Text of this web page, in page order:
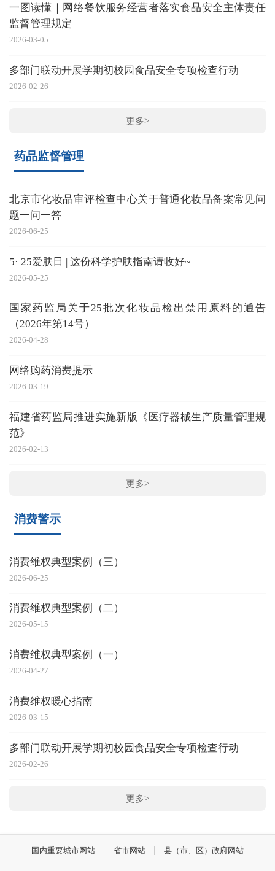
一图读懂｜网络餐饮服务经营者落实食品安全主体责任
监督管理规定
2026-03-05
多部门联动开展学期初校园食品安全专项检查行动
2026-02-26
更多>
药品监督管理
北京市化妆品审评检查中心关于普通化妆品备案常见问
题一问一答
2026-06-25
5· 25爱肤日 | 这份科学护肤指南请收好~
2026-05-25
国家药监局关于25批次化妆品检出禁用原料的通告
（2026年第14号）
2026-04-28
网络购药消费提示
2026-03-19
福建省药监局推进实施新版《医疗器械生产质量管理规
范》
2026-02-13
更多>
消费警示
消费维权典型案例（三）
2026-06-25
消费维权典型案例（二）
2026-05-15
消费维权典型案例（一）
2026-04-27
消费维权暖心指南
2026-03-15
多部门联动开展学期初校园食品安全专项检查行动
2026-02-26
更多>
国内重要城市网站 省市网站 县（市、区）政府网站